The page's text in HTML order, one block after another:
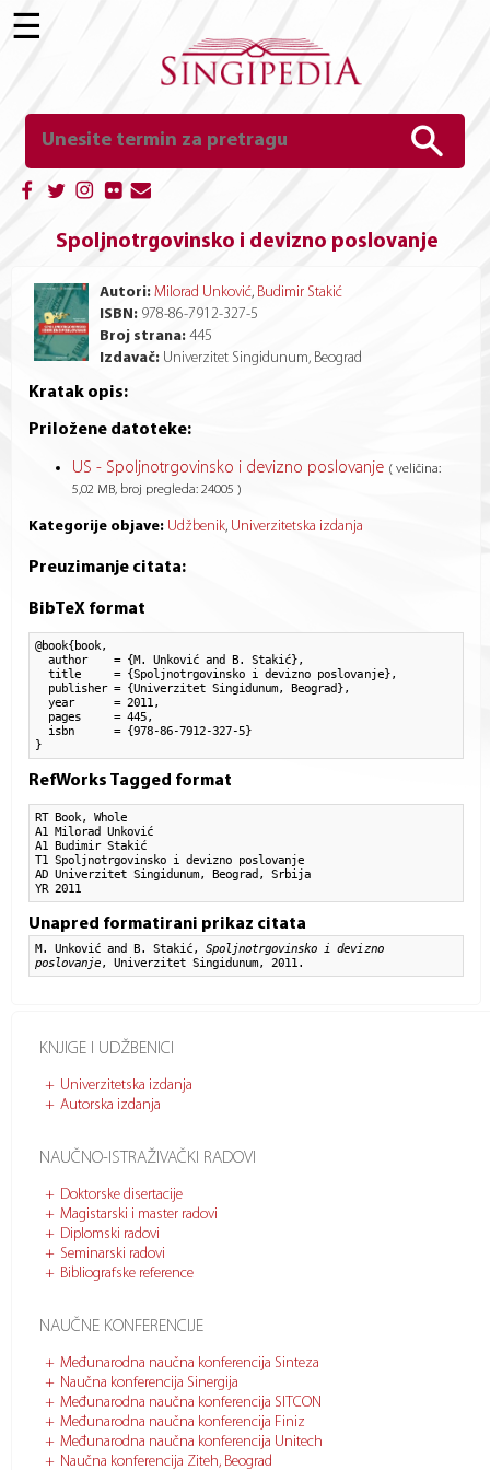
☰
Spoljnotrgovinsko i devizno poslovanje
KNJIGE I UDŽBENICI
Univerzitetska izdanja
Autorska izdanja
NAUČNO-ISTRAŽIVAČKI RADOVI
Doktorske disertacije
Magistarski i master radovi
Diplomski radovi
Seminarski radovi
Bibliografske reference
NAUČNE KONFERENCIJE
Međunarodna naučna konferencija Sinteza
Naučna konferencija Sinergija
Međunarodna naučna konferencija SITCON
Međunarodna naučna konferencija Finiz
Međunarodna naučna konferencija Unitech
Naučna konferencija Ziteh, Beograd
Autori: Milorad Unković, Budimir Stakić
ISBN: 978-86-7912-327-5
Broj strana: 445
Izdavač: Univerzitet Singidunum, Beograd
Kratak opis:
Priložene datoteke:
US - Spoljnotrgovinsko i devizno poslovanje ( veličina:
5,02 MB, broj pregleda: 24005 )
Kategorije objave: Udžbenik Univerzitetska izdanja
Preuzimanje citata:
BibTeX format
@book{book,
  author    = {M. Unković and B. Stakić},
  title     = {Spoljnotrgovinsko i devizno poslovanje},
  publisher = {Univerzitet Singidunum, Beograd},
  year      = 2011,
  pages     = 445,
  isbn      = {978-86-7912-327-5}
}
RefWorks Tagged format
RT Book, Whole
A1 Milorad Unković
A1 Budimir Stakić
T1 Spoljnotrgovinsko i devizno poslovanje
AD Univerzitet Singidunum, Beograd, Srbija
YR 2011
Unapred formatirani prikaz citata
M. Unković and B. Stakić,Spoljnotrgovinsko i devizno
poslovanje, Univerzitet Singidunum, 2011.